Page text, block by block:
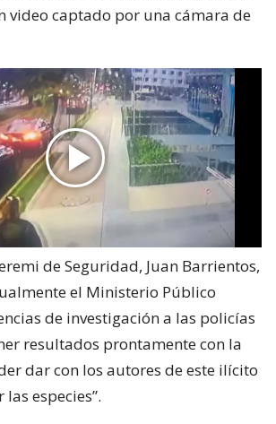
video captado por una cámara de
de Seguridad, Juan Barrientos,
el Ministerio Público
de investigación a las policías
resultados prontamente con la
dar con los autores de este ilícito
especies”.